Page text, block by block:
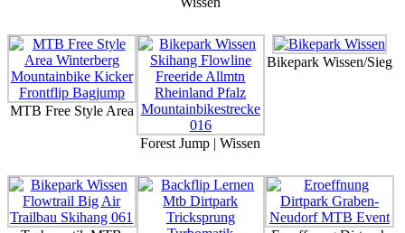
MTB Free Style Area
Forest Jump | Wissen
Bikepark Wissen/Sieg